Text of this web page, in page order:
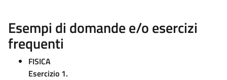
Esempi di domande e/o esercizi
frequenti
FISICA
Esercizio 1.